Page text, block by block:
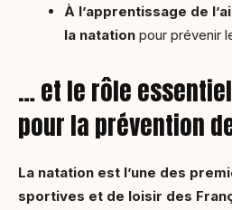
À l’apprentissage de
la natation pour prévenir
… et le rôle
pour la prévention
La natation est l’une des
sportives et de loisir des